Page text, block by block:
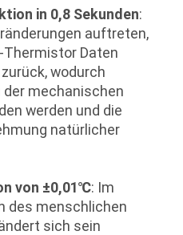
in 0,8 Sekunden:
auftreten,
Thermistor Daten
wodurch
der mechanischen
werden und die
natürlicher
von ±0,01℃: Im
des menschlichen
sich sein